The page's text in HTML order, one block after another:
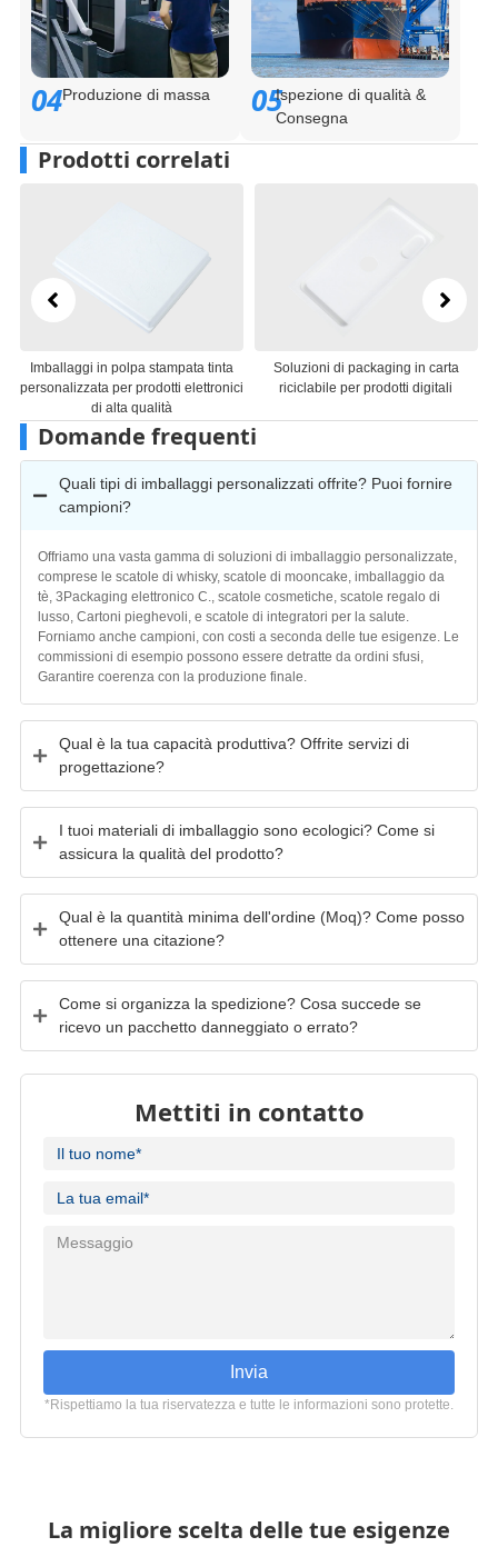
04Produzione di massa 05Ispezione di qualità &
Consegna
Prodotti correlati
Imballaggi in polpa stampata tinta
personalizzata per prodotti elettronici
di alta qualità
Soluzioni di packaging in carta
riciclabile per prodotti digitali
Domande frequenti
Quali tipi di imballaggi personalizzati offrite? Puoi fornire
campioni?
Offriamo una vasta gamma di soluzioni di imballaggio personalizzate,
comprese le scatole di whisky, scatole di mooncake, imballaggio da
tè, 3Packaging elettronico C., scatole cosmetiche, scatole regalo di
lusso, Cartoni pieghevoli, e scatole di integratori per la salute.
Forniamo anche campioni, con costi a seconda delle tue esigenze. Le
commissioni di esempio possono essere detratte da ordini sfusi,
Garantire coerenza con la produzione finale.
Qual è la tua capacità produttiva? Offrite servizi di
progettazione?
I tuoi materiali di imballaggio sono ecologici? Come si
assicura la qualità del prodotto?
Qual è la quantità minima dell'ordine (Moq)? Come posso
ottenere una citazione?
Come si organizza la spedizione? Cosa succede se
ricevo un pacchetto danneggiato o errato?
Mettiti in contatto
Invia
*Rispettiamo la tua riservatezza e tutte le informazioni sono protette.
La migliore scelta delle tue esigenze